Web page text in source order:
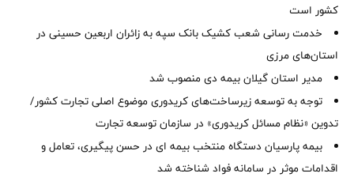
کشور است
خدمت رسانی شعب کشیک بانک سپه به زائران اربعین حسینی در
استان‌‌های مرزی
‌مدیر استان گیلان بیمه دی منصوب شد
توجه به توسعه زیرساخت‌های کریدوری موضوع اصلی تجارت کشور/
تدوین «نظام مسائل کریدوری» در سازمان توسعه تجارت
بیمه پارسیان دستگاه منتخب بیمه ای در حسن پیگیری، تعامل و
اقدامات موثر در سامانه فواد شناخته شد